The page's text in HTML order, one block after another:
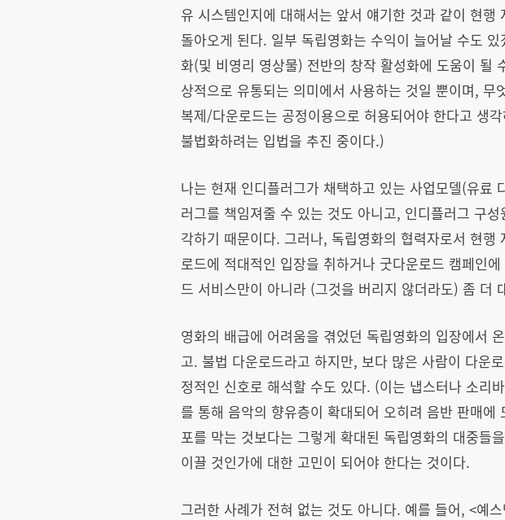
유 시스템인지에 대해서는 앞서 얘기한 것과 같이 현
돌아오게 된다. 일부 독립영화는 수익이 늘어날 수도
화(및 비영리 영상물) 전반의 창작 활성화에 도움이 될
상적으로 유통되는 의미에서 사용하는 것일 뿐이며, 무
복제/다운로드는 공정이용으로 허용되어야 한다고 생
불법화하려는 입법을 추진 중이다.)
나는 현재 인디플러그가 채택하고 있는 사업모델(유료
러그를 책임져줄 수 있는 것도 아니고, 인디플러그 구
각하기 때문이다. 그러나, 독립영화의 협력자로서 현
로드에 적대적인 입장을 취하거나 굿다운로드 캠페인
드 서비스만이 아니라 (그것을 버리지 않더라도) 좀 더
영화의 배급에 어려움을 겪었던 독립영화의 입장에서
고. 불법 다운로드라고 하지만, 보다 많은 사람이 다운
정적인 신호로 해석할 수도 있다. (이는 냅스터나 소리
를 통해 음악의 향유층이 확대되어 오히려 음반 판매
포를 막는 것보다는 그렇게 확대된 독립영화의 대중들
이끌 것인가에 대한 고민이 되어야 한다는 것이다.
그러한 사례가 전혀 없는 것도 아니다. 예를 들어, <예